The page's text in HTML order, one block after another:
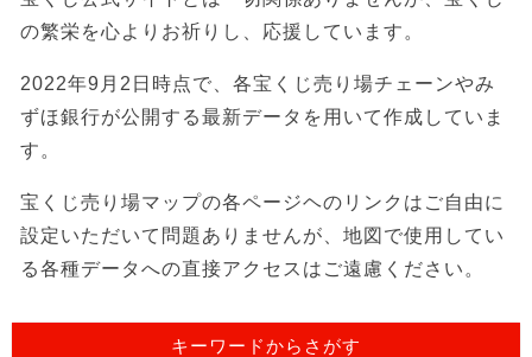
の繁栄を心よりお祈りし、応援しています。
2022年9月2日時点で、各宝くじ売り場チェーンやみ
ずほ銀行が公開する最新データを用いて作成していま
す。
宝くじ売り場マップの各ページヘのリンクはご自由に
設定いただいて問題ありませんが、地図で使用してい
る各種データへの直接アクセスはご遠慮ください。
キーワードからさがす